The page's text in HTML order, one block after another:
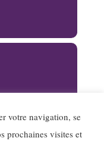
votre navigation, se
prochaines visites et